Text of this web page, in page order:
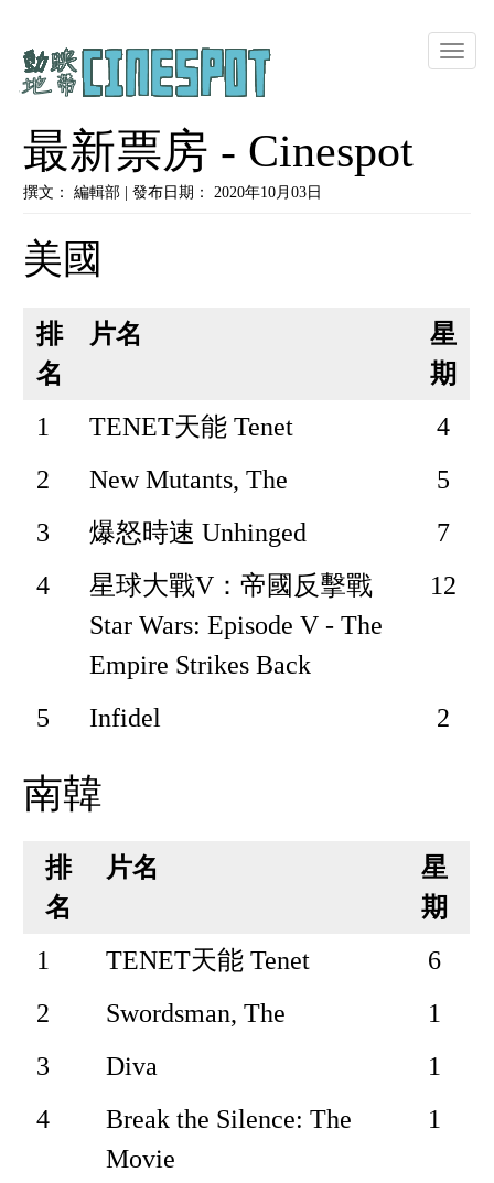
Toggle
最新票房 - Cinespot
撰文： 編輯部 | 發布日期： 2020年10月03日
美國
排
名
片名
星
期
1
TENET天能 Tenet
4
2
New Mutants, The
5
3
爆怒時速 Unhinged
7
4
星球大戰V：帝國反擊戰
Star Wars: Episode V - The
Empire Strikes Back
12
5 Infidel 2
南韓
排
名
片名
星
期
1
TENET天能 Tenet
6
2
Swordsman, The
1
3
Diva
1
4
Break the Silence: The
Movie
1